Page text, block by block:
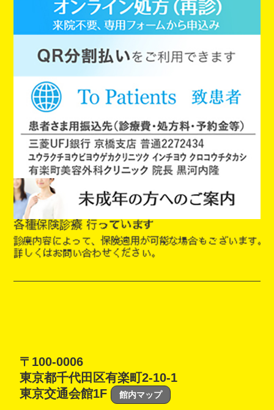
〒100-0006
東京都千代田区有楽町2-10-1
東京交通会館1F
館内マップ